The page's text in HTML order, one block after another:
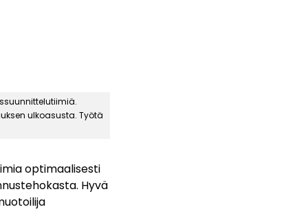
ulkoasusta. Työtä
optimaalisesti
Hyvä